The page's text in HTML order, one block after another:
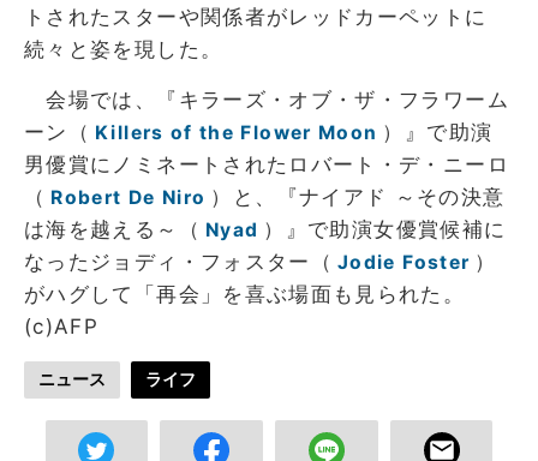
トされたスターや関係者がレッドカーペットに
続々と姿を現した。
会場では、『キラーズ・オブ・ザ・フラワーム
ーン（ Killers of the Flower Moon ）』で助演
男優賞にノミネートされたロバート・デ・ニーロ
（ Robert De Niro ）と、『ナイアド ～その決意
は海を越える～（ Nyad ）』で助演女優賞候補に
なったジョディ・フォスター（ Jodie Foster ）
がハグして「再会」を喜ぶ場面も見られた。
(c)AFP
ニュース ライフ